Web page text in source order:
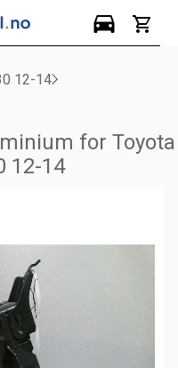
12-14
for Toyota
12-14